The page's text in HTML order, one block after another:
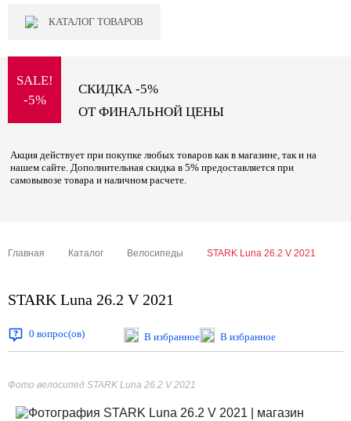
КАТАЛОГ ТОВАРОВ
SALE!
-5%
СКИДКА -5%
ОТ ФИНАЛЬНОЙ ЦЕНЫ
Акция действует при покупке любых товаров как в магазине, так и на
нашем сайте. Дополнительная скидка в 5% предоставляется при
самовывозе товара и наличном расчете.
Главная Каталог Велосипеды STARK Luna 26.2 V 2021
STARK Luna 26.2 V 2021
0 вопрос(ов) В избранное В избранное
Фото велосипед STARK Luna 26.2 V 2021